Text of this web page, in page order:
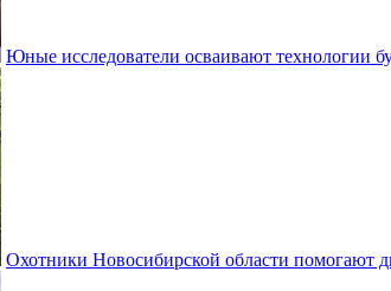
Юные исследователи осваивают технологии
Охотники Новосибирской области помогают